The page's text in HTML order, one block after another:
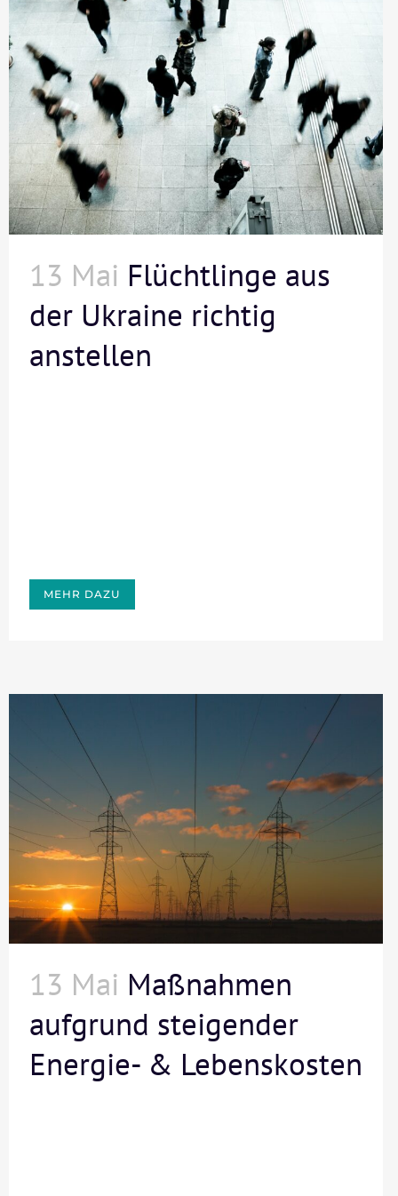
13 Mai Flüchtlinge aus
der Ukraine richtig
anstellen
MEHR DAZU
13 Mai Maßnahmen
aufgrund steigender
Energie- & Lebenskosten